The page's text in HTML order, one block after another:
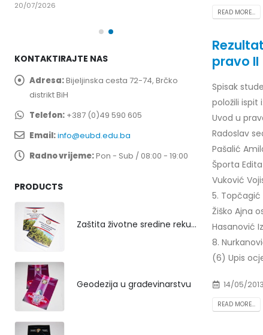
READ MORE...
pravo II
Spisak
položili ispit
Uvod u
Radoslav
Pašalić
Športa
Vuković
5.
Žiško Ajna
Hasanović
8.
(6) Upis
14/05/2013
READ MORE...
20/07/2026
KONTAKTIRAJTE NAS
Adresa:Bijeljinska cesta 72-74, Brčko
distrikt BiH
Telefon: +387 (0)49 590 605
Email:info@eubd.edu.ba
Radno vrijeme:Pon - Sub / 08:00 - 19:00
PRODUCTS
Zaštita životne sredine rekultivacijom odlagališta
Geodezija u građevinarstvu